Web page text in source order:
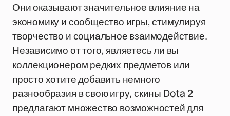
Они оказывают значительное влияние на
экономику и сообщество игры, стимулируя
творчество и социальное взаимодействие.
Независимо от того, являетесь ли вы
коллекционером редких предметов или
просто хотите добавить немного
разнообразия в свою игру, скины Dota 2
предлагают множество возможностей для